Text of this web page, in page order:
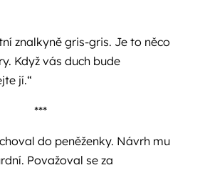
znalkyně gris-gris. Je to něco
Když vás duch bude
jí.“
***
do peněženky. Návrh mu
Považoval se za